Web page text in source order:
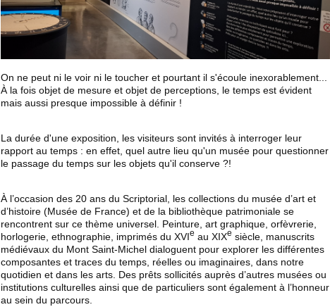
On ne peut ni le voir ni le toucher et pourtant il s'écoule inexorablement...
À la fois objet de mesure et objet de perceptions, le temps est évident
mais aussi presque impossible à définir !
La durée d'une exposition, les visiteurs sont invités à interroger leur
rapport au temps : en effet, quel autre lieu qu'un musée pour questionner
le passage du temps sur les objets qu'il conserve ?!
À l’occasion des 20 ans du Scriptorial, les collections du musée d’art et
d’histoire (Musée de France) et de la bibliothèque patrimoniale se
rencontrent sur ce thème universel. Peinture, art graphique, orfèvrerie,
horlogerie, ethnographie, imprimés du XVIe au XIXe siècle, manuscrits
médiévaux du Mont Saint-Michel dialoguent pour explorer les différentes
composantes et traces du temps, réelles ou imaginaires, dans notre
quotidien et dans les arts. Des prêts sollicités auprès d’autres musées ou
institutions culturelles ainsi que de particuliers sont également à l’honneur
au sein du parcours.